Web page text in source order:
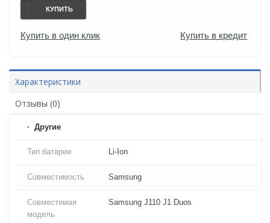
КУПИТЬ
Купить в один клик Купить в кредит
Характеристики
Отзывы (0)
Другие
Тип батареи Li-Ion
Совместимость Samsung
Совместимая
модель
Samsung J110 J1 Duos